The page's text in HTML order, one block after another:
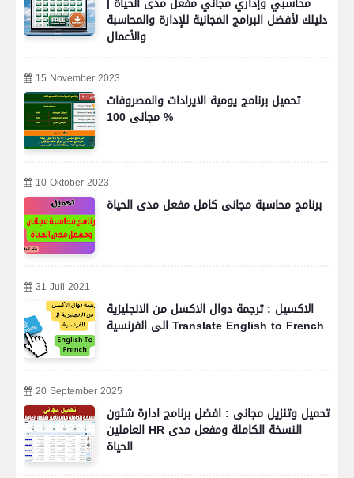
دليلك لأفضل البرامج المجانية للإدارة والمحاسبة
والأعمال
15 November 2023
تحميل برنامج يومية الايرادات والمصروفات
مجانى 100 %
10 Oktober 2023
برنامج محاسبة مجانى كامل مفعل مدى الحياة
31 Juli 2021
الاكسيل : ترجمة دوال الاكسل من الانجليزية
الى الفرنسية Translate English to French
20 September 2025
تحميل وتنزيل مجانى : افضل برنامج ادارة شئون
العاملين HR النسخة الكاملة ومفعل مدى
الحياة